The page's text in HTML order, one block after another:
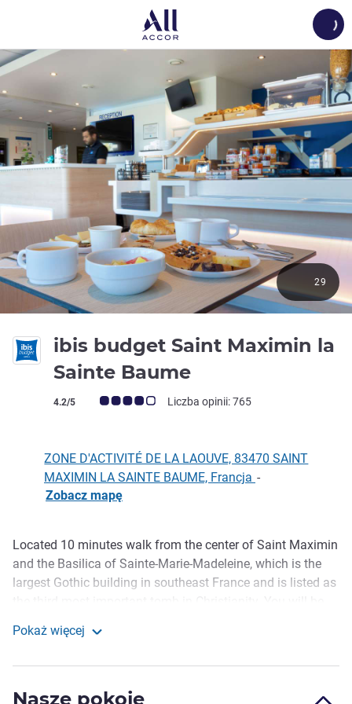
ibis budget Saint Maximin la
Sainte Baume
Ocena klientów (Ocena ALL)
4.2/5 Liczba opinii: 765
29
ZONE D'ACTIVITÉ DE LA LAOUVE, 83470 SAINT
MAXIMIN LA SAINTE BAUME, Francja -
Zobacz mapę
Opis
Located 10 minutes walk from the center of Saint Maximin
and the Basilica of Sainte-Marie-Madeleine, which is the
largest Gothic building in southeast France and is listed as
to the Sainte Baume cave, home of Mary Magdalene. In the
and Sainte Victoire mountains.
Pokaż więcej
Nasze pokoje